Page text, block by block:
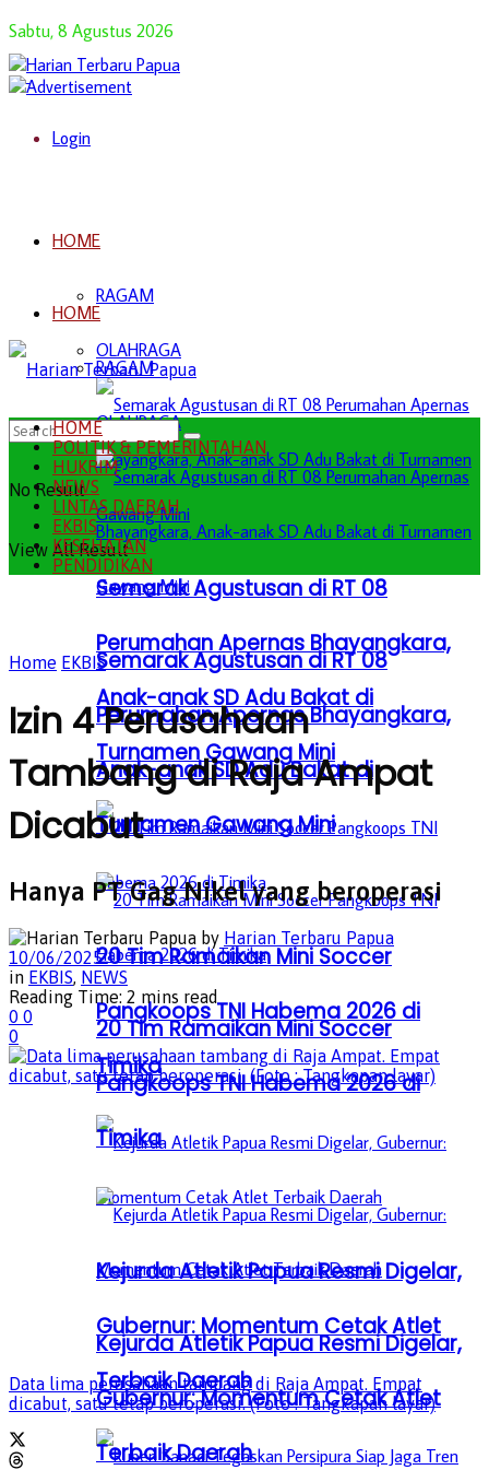
Sabtu, 8 Agustus 2026
Login
HOME
RAGAM
OLAHRAGA
Semarak Agustusan di RT 08
Perumahan Apernas Bhayangkara,
Anak-anak SD Adu Bakat di
Turnamen Gawang Mini
20 Tim Ramaikan Mini Soccer
Pangkoops TNI Habema 2026 di
Timika
Kejurda Atletik Papua Resmi Digelar,
Gubernur: Momentum Cetak Atlet
Terbaik Daerah
HOME
RAGAM
OLAHRAGA
Semarak Agustusan di RT 08
Perumahan Apernas Bhayangkara,
Anak-anak SD Adu Bakat di
Turnamen Gawang Mini
20 Tim Ramaikan Mini Soccer
Pangkoops TNI Habema 2026 di
Timika
Kejurda Atletik Papua Resmi Digelar,
Gubernur: Momentum Cetak Atlet
Terbaik Daerah
No Result
View All Result
HOME
POLITIK & PEMERINTAHAN
HUKRIM
NEWS
LINTAS DAERAH
EKBIS
KESEHATAN
PENDIDIKAN
Home EKBIS
Izin 4 Perusahaan
Tambang di Raja Ampat
Dicabut
Hanya PT Gag Nikel yang beroperasi
by Harian Terbaru Papua
10/06/2025
in EKBIS, NEWS
Reading Time: 2 mins read
0 0
0
Data lima perusahaan tambang di Raja Ampat. Empat
dicabut, satu tetap beroperasi. (Foto : Tangkapan layar)